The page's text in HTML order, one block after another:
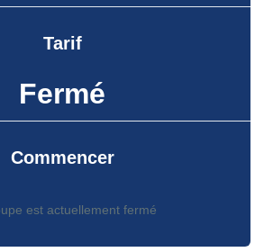
Tarif
Fermé
Commencer
est actuellement fermé